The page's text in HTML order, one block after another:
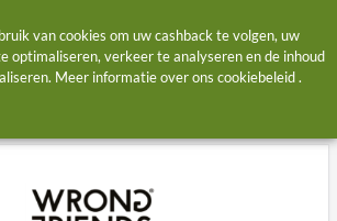
Friends
cashback en kortingscodes
van cookies om uw cashback te volgen, uw
optimaliseren, verkeer te analyseren en de inhoud
Meer informatie over ons cookiebeleid.